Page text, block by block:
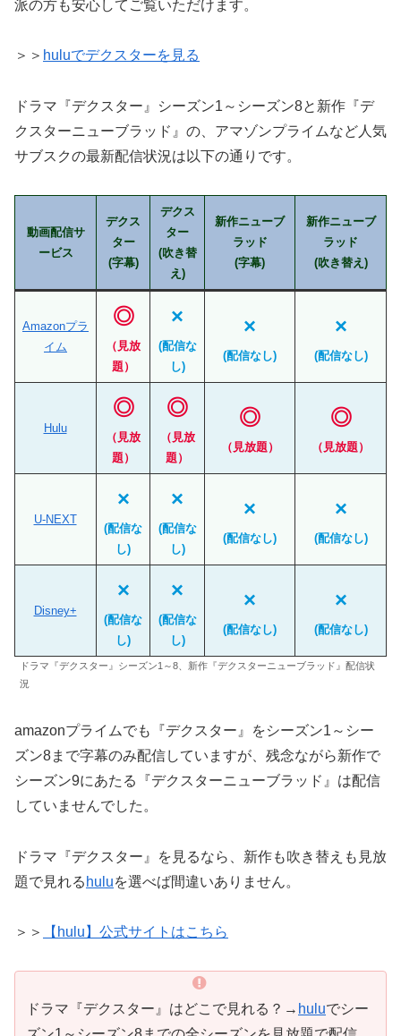
派の方も安心してご覧いただけます。
＞＞ huluでデクスターを見る
ドラマ『デクスター』シーズン1～シーズン8と新作『デ
クスターニューブラッド』の、アマゾンプライムなど人気
サブスクの最新配信状況は以下の通りです。
動画配信サ
ービス
デクス
ター
(字幕)
デクス
ター
(吹き替
え)
新作ニューブ
ラッド
(字幕)
新作ニューブ
ラッド
(吹き替え)
Amazonプラ
イム
◎
（見放
題）
×
(配信な
し)
×
(配信なし)
×
(配信なし)
Hulu
◎
（見放
題）
◎
（見放
題）
◎
（見放題）
◎
（見放題）
U-NEXT
×
(配信な
し)
×
(配信な
し)
×
(配信なし)
×
(配信なし)
Disney+
×
(配信な
し)
×
(配信な
し)
×
(配信なし)
×
(配信なし)
ドラマ『デクスター』シーズン1～8、新作『デクスターニューブラッド』配信状
況
amazonプライムでも『デクスター』をシーズン1～シー
ズン8まで字幕のみ配信していますが、残念ながら新作で
シーズン9にあたる『デクスターニューブラッド』は配信
していませんでした。
ドラマ『デクスター』を見るなら、新作も吹き替えも見放
題で見れる huluを選べば間違いありません。
＞＞ 【hulu】公式サイトはこちら
ドラマ『デクスター』はどこで見れる？→ huluでシー